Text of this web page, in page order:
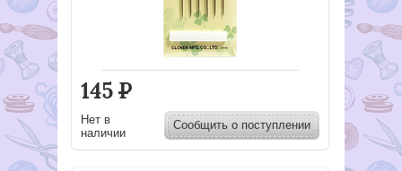
145Р
Нет в
наличии
Сообщить о поступлении